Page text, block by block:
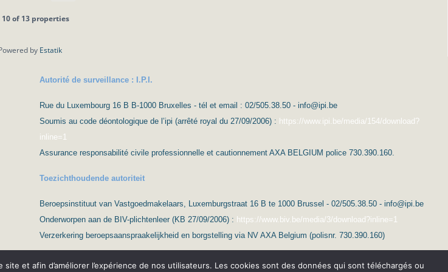
10 of 13 properties
by Estatik
Autorité de surveillance : I.P.I.
Rue du Luxembourg 16 B B-1000 Bruxelles - tél et email : 02/505.38.50 - info@ipi.be
Soumis au code déontologique de l’ipi (arrêté royal du 27/09/2006) : https://www.ipi.be/media/154/download?
inline=1
Assurance responsabilité civile professionnelle et cautionnement AXA BELGIUM police 730.390.160.
Toezichthoudende autoriteit
Beroepsinstituut van Vastgoedmakelaars, Luxemburgstraat 16 B te 1000 Brussel - 02/505.38.50 - info@ipi.be
Onderworpen aan de BIV-plichtenleer (KB 27/09/2006) : https://www.biv.be/media/3/download?inline=1
Verzerkering beroepsaanspraakelijkheid en borgstelling via NV AXA Belgium (polisnr. 730.390.160)
et afin d’améliorer l’expérience de nos utilisateurs. Les cookies sont des données qui sont téléchargés ou